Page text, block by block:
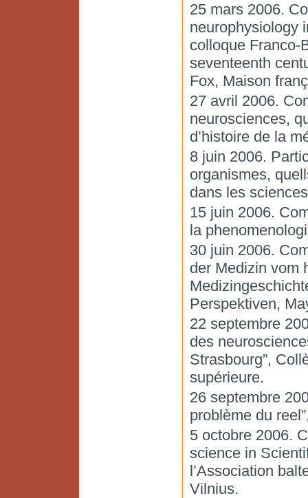
25 mars 2006.
neurophysiology
colloque Franco-
seventeenth
Fox, Maison
27 avril 2006.
neurosciences,
d’histoire de la
8 juin 2006.
organismes,
dans les
15 juin 2006.
la
30 juin 2006.
der Medizin vom
Perspektiven,
22 septembre
des
Strasbourg”,
supérieure.
26 septembre
problème du
5 octobre 2006.
science in
l’Association
Vilnius.